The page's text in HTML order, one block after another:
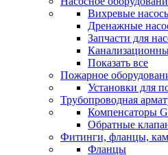
Вихревые
Дренажные
Запчасти для
Показать все
Пожарное
Установки для
Трубопроводная
Компенсаторы
Обратные
Фитинги, фланцы,
Фланцы